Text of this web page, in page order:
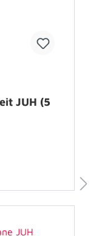
JUH (5